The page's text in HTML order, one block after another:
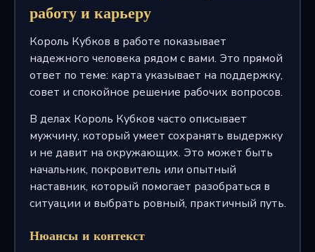
работу и карьеру
Король Кубков в работе показывает
надежного человека рядом с вами. Это прямой
ответ по теме: карта указывает на поддержку,
совет и спокойное решение рабочих вопросов.
В делах Король Кубков часто описывает
мужчину, который умеет сохранять выдержку
и не давит на окружающих. Это может быть
начальник, покровитель или опытный
наставник, который помогает разобраться в
ситуации и выбрать ровный, практичный путь.
Нюансы и контекст